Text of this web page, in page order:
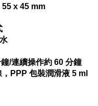
55 x 45 mm
/連續操作約 60 分鐘
PPP 包裝潤滑液 5 ml